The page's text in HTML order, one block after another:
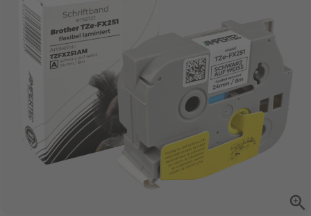
zoom_in